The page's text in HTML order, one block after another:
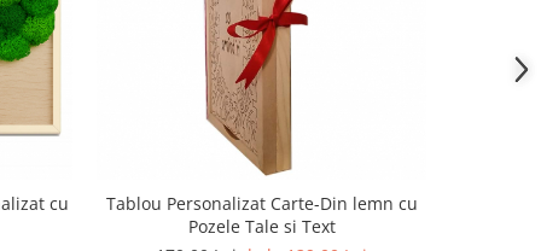
cu
Tablou Personalizat Carte-Din lemn cu
Pozele Tale si Text